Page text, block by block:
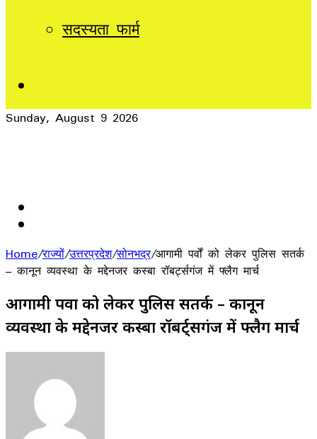
सदस्यता फार्म
Sunday, August 9 2026
Home/राज्यों/उत्तरप्रदेश/सोनभद्र/आगामी पर्वों को लेकर पुलिस सतर्क
– कानून व्यवस्था के मद्देनजर कस्बा रॉबर्ट्सगंज में फ्लैग मार्च
आगामी पर्वों को लेकर पुलिस सतर्क – कानून
व्यवस्था के मद्देनजर कस्बा रॉबर्ट्सगंज में फ्लैग मार्च